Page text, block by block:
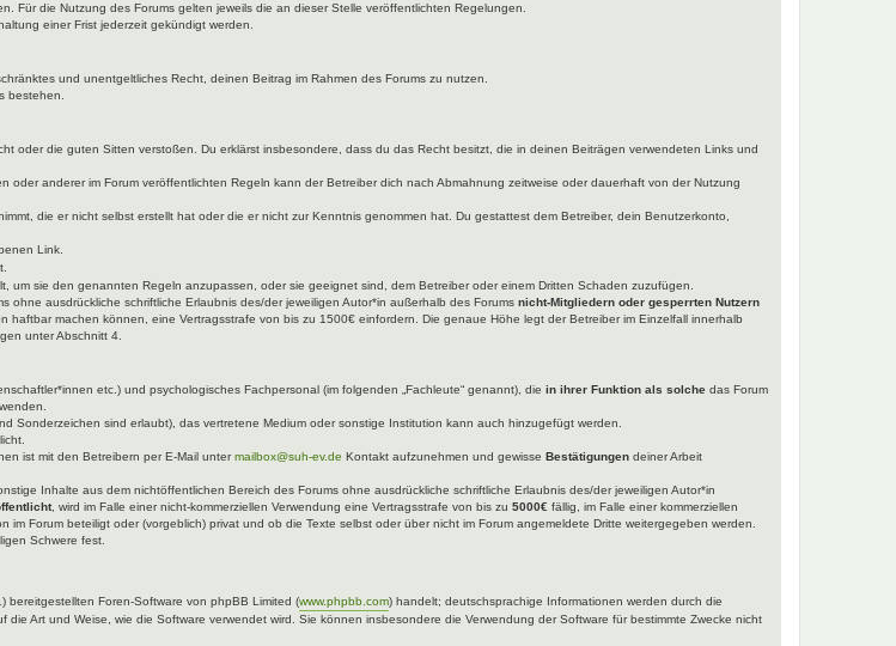
Für die Nutzung des Forums gelten jeweils die an dieser Stelle veröffentlichten Regelungen.
einer Frist jederzeit gekündigt werden.
und unentgeltliches Recht, deinen Beitrag im Rahmen des Forums zu nutzen.
bestehen.
oder die guten Sitten verstoßen. Du erklärst insbesondere, dass du das Recht besitzt, die in deinen Beiträgen verwendeten Links und
anderer im Forum veröffentlichten Regeln kann der Betreiber dich nach Abmahnung zeitweise oder dauerhaft von der Nutzung
die er nicht selbst erstellt hat oder die er nicht zur Kenntnis genommen hat. Du gestattest dem Betreiber, dein Benutzerkonto,
Link.
sie den genannten Regeln anzupassen, oder sie geeignet sind, dem Betreiber oder einem Dritten Schaden zuzufügen.
ausdrückliche schriftliche Erlaubnis des/der jeweiligen Autor*in außerhalb des Forums nicht-Mitgliedern oder gesperrten Nutzern
machen können, eine Vertragsstrafe von bis zu 1500€ einfordern. Die genaue Höhe legt der Betreiber im Einzelfall innerhalb
unter Abschnitt 4.
etc.) und psychologisches Fachpersonal (im folgenden „Fachleute“ genannt), die in ihrer Funktion als solche das Forum
Sonderzeichen sind erlaubt), das vertretene Medium oder sonstige Institution kann auch hinzugefügt werden.
ist mit den Betreibern per E-Mail untermailbox@suh-ev.de Kontakt aufzunehmen und gewisse Bestätigungen deiner Arbeit
Inhalte aus dem nichtöffentlichen Bereich des Forums ohne ausdrückliche schriftliche Erlaubnis des/der jeweiligen Autor*in
, wird im Falle einer nicht-kommerziellen Verwendung eine Vertragsstrafe von bis zu 5000€ fällig, im Falle einer kommerziellen
im Forum beteiligt oder (vorgeblich) privat und ob die Texte selbst oder über nicht im Forum angemeldete Dritte weitergegeben werden.
Schwere fest.
bereitgestellten Foren-Software von phpBB Limited (www.phpbb.com) handelt; deutschsprachige Informationen werden durch die
Art und Weise, wie die Software verwendet wird. Sie können insbesondere die Verwendung der Software für bestimmte Zwecke nicht